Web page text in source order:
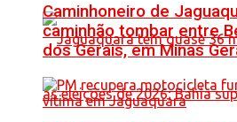
Caminhoneiro de
caminhão tombar entre
dos Gerais, em Minas